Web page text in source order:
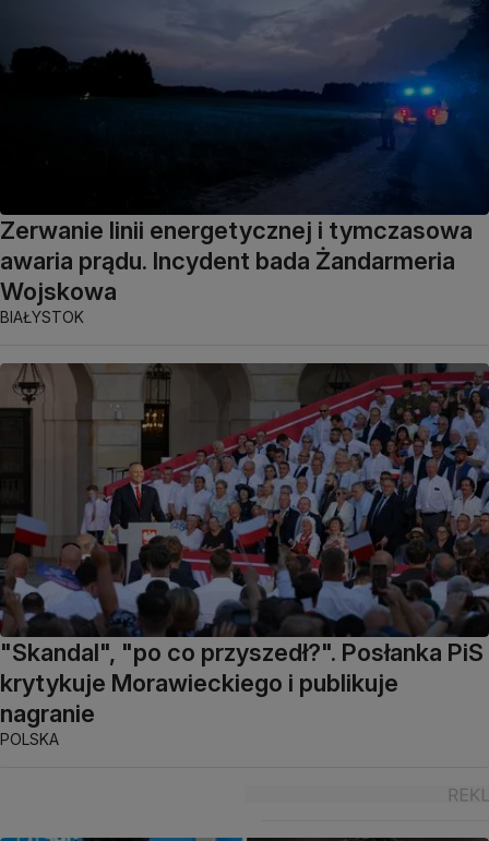
Zerwanie linii energetycznej i tymczasowa
awaria prądu. Incydent bada Żandarmeria
Wojskowa
BIAŁYSTOK
"Skandal", "po co przyszedł?". Posłanka PiS
krytykuje Morawieckiego i publikuje
nagranie
POLSKA